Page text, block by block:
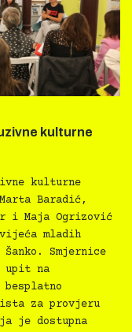
kulturne
kulturne
Baradić,
i Maja Ogrizović
mladih
Smjernice
upit na
za provjeru
je dostupna